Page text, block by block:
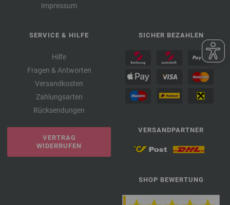
Impressum
SERVICE & HILFE
Hilfe
Fragen & Antworten
Versandkosten
Zahlungsarten
Rücksendungen
VERTRAG
WIDERRUFEN
SICHER BEZAHLEN
VERSANDPARTNER
SHOP BEWERTUNG